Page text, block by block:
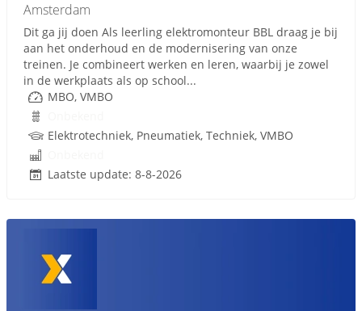
Amsterdam
Dit ga jij doen Als leerling elektromonteur BBL draag je bij
aan het onderhoud en de modernisering van onze
treinen. Je combineert werken en leren, waarbij je zowel
in de werkplaats als op school...
MBO, VMBO
Elektrotechniek, Pneumatiek, Techniek, VMBO
Laatste update: 8-8-2026